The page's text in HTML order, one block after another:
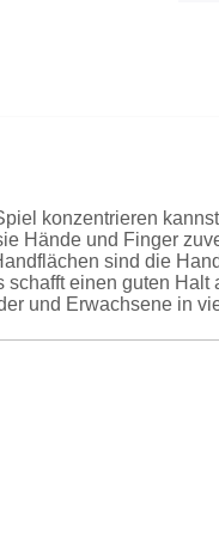
konzentrieren
Hände und Finger
sind die
einen guten
und Erwachsene in